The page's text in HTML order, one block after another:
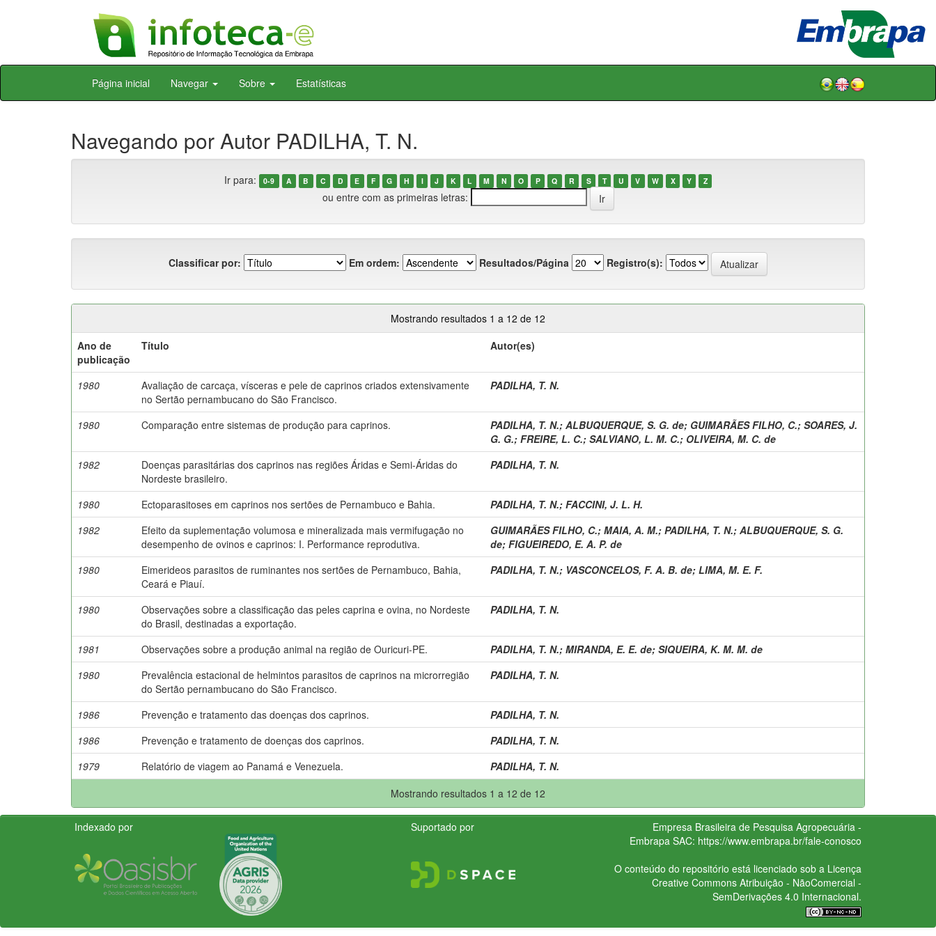
Skip
Página inicial Navegar Sobre Estatísticas
Navegando por Autor PADILHA, T. N.
Ir para: 0-9 A B C D E F G H I J K L M N O P Q R S T U V W X Y Z
ou entre com as primeiras letras:
Classificar por: Em ordem: Resultados/Página Registro(s):
Mostrando resultados 1 a 12 de 12
Ano de
publicação
Título Autor(es)
1980
Avaliação de carcaça, vísceras e pele de caprinos criados extensivamente
no Sertão pernambucano do São Francisco.
PADILHA, T. N.
1980 Comparação entre sistemas de produção para caprinos. PADILHA, T. N.; ALBUQUERQUE, S. G. de; GUIMARÃES FILHO, C.; SOARES, J.
G. G.; FREIRE, L. C.; SALVIANO, L. M. C.; OLIVEIRA, M. C. de
1982
Doenças parasitárias dos caprinos nas regiões Áridas e Semi-Áridas do
Nordeste brasileiro.
PADILHA, T. N.
1980 Ectoparasitoses em caprinos nos sertões de Pernambuco e Bahia. PADILHA, T. N.; FACCINI, J. L. H.
1982
Efeito da suplementação volumosa e mineralizada mais vermifugação no
desempenho de ovinos e caprinos: I. Performance reprodutiva.
GUIMARÃES FILHO, C.; MAIA, A. M.; PADILHA, T. N.; ALBUQUERQUE, S. G.
de; FIGUEIREDO, E. A. P. de
1980
Eimerideos parasitos de ruminantes nos sertões de Pernambuco, Bahia,
Ceará e Piauí.
PADILHA, T. N.; VASCONCELOS, F. A. B. de; LIMA, M. E. F.
1980
Observações sobre a classificação das peles caprina e ovina, no Nordeste
do Brasil, destinadas a exportação.
PADILHA, T. N.
1981 Observações sobre a produção animal na região de Ouricuri-PE. PADILHA, T. N.; MIRANDA, E. E. de; SIQUEIRA, K. M. M. de
1980
Prevalência estacional de helmintos parasitos de caprinos na microrregião
do Sertão pernambucano do São Francisco.
PADILHA, T. N.
1986 Prevenção e tratamento das doenças dos caprinos.
PADILHA, T. N.
1986
Prevenção e tratamento de doenças dos caprinos.
PADILHA, T. N.
1979
Relatório de viagem ao Panamá e Venezuela.
PADILHA, T. N.
Mostrando resultados 1 a 12 de 12
Indexado por Suportado por
Empresa Brasileira de Pesquisa Agropecuária -
Embrapa SAC: https://www.embrapa.br/fale-conosco
O conteúdo do repositório está licenciado sob a Licença
Creative CommonsAtribuição - NãoComercial -
SemDerivações 4.0 Internacional.